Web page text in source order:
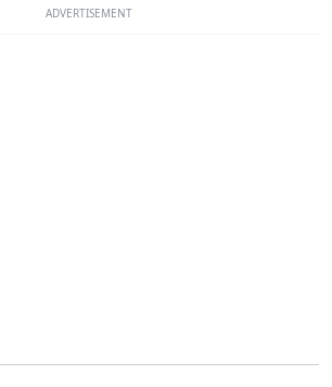
ADVERTISEMENT